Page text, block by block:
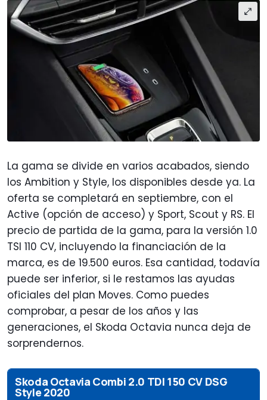
La gama se divide en varios acabados, siendo
los Ambition y Style, los disponibles desde ya. La
oferta se completará en septiembre, con el
Active (opción de acceso) y Sport, Scout y RS. El
precio de partida de la gama, para la versión 1.0
TSI 110 CV, incluyendo la financiación de la
marca, es de 19.500 euros. Esa cantidad, todavía
puede ser inferior, si le restamos las ayudas
oficiales del plan Moves. Como puedes
comprobar, a pesar de los años y las
generaciones, el Skoda Octavia nunca deja de
sorprendernos.
Skoda Octavia Combi 2.0 TDI 150 CV DSG
Style 2020